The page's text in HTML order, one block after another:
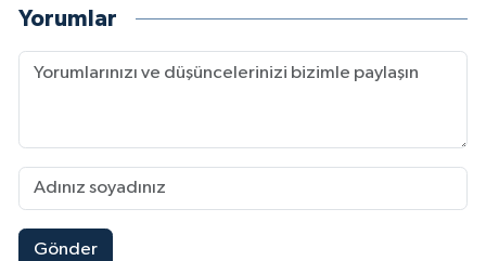
Yorumlar
Gönder